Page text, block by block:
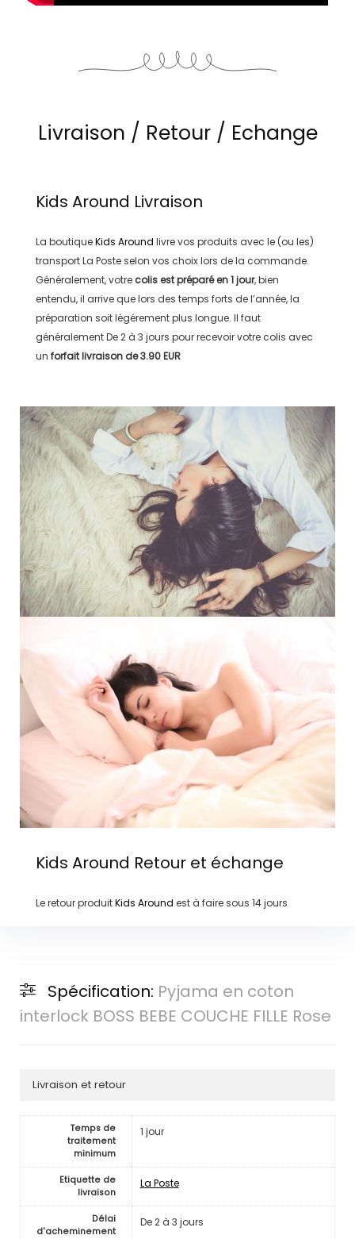
Livraison / Retour / Echange
Kids Around Livraison
La boutiqueKids Around livre vos produits avec le (ou les)
transportLa Posteselon vos choix lors de la commande.
Généralement, votre colis est préparé en1 jour, bien
entendu, il arrive que lors des temps forts de l’année, la
préparation soit légérement plus longue. Il faut
généralementDe 2 à 3 jours pour recevoir votre colis avec
un forfait livraison de3.90 EUR
Kids Around Retour et échange
Le retour produitKids Around est à faire sous 14 jours
Spécification: Pyjama en coton
interlock BOSS BEBE COUCHE FILLE Rose
Livraison et retour
Temps de
traitement
minimum
1 jour
Etiquette de
livraison
La Poste
Délai
d'acheminement
De 2 à 3 jours